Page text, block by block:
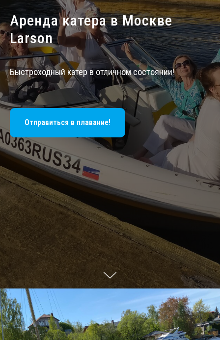
Аренда катера в Москве
Larson
Быстроходный катер в отличном состоянии!
Отправиться в плавание!